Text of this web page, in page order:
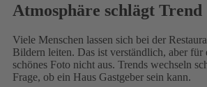
Atmosphäre schlägt Trend
Viele Menschen lassen sich bei der
Bildern leiten. Das ist verständlich, aber für
schönes Foto nicht aus. Trends wechseln
Frage, ob ein Haus Gastgeber sein kann.